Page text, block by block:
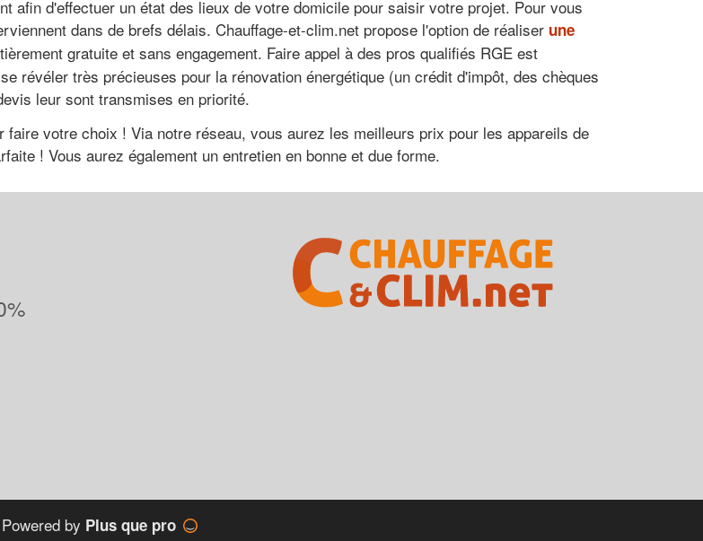
afin d'effectuer un état des lieux de votre domicile pour saisir votre projet. Pour vous
dans de brefs délais. Chauffage-et-clim.net propose l'option de réaliser une
gratuite et sans engagement. Faire appel à des pros qualifiés RGE est
révéler très précieuses pour la rénovation énergétique (un crédit d'impôt, des chèques
leur sont transmises en priorité.
votre choix ! Via notre réseau, vous aurez les meilleurs prix pour les appareils de
! Vous aurez également un entretien en bonne et due forme.
Powered by Plus que pro